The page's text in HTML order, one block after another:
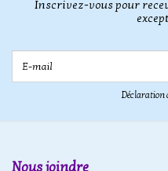
Inscrivez-vous pour
Déclaration
Nous joindre